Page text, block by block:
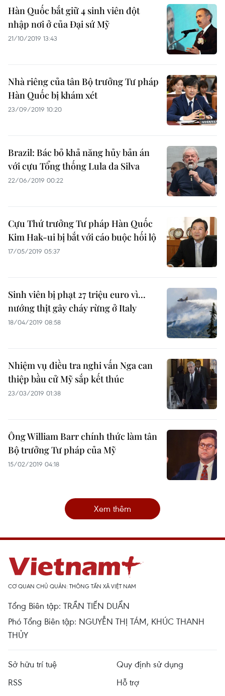
Hàn Quốc bắt giữ 4 sinh viên đột
nhập nơi ở của Đại sứ Mỹ
21/10/2019 13:43
Nhà riêng của tân Bộ trưởng Tư pháp
Hàn Quốc bị khám xét
23/09/2019 10:20
Brazil: Bác bỏ khả năng hủy bản án
với cựu Tổng thống Lula da Silva
22/06/2019 00:22
Cựu Thứ trưởng Tư pháp Hàn Quốc
Kim Hak-ui bị bắt với cáo buộc hối lộ
17/05/2019 05:37
Sinh viên bị phạt 27 triệu euro vì...
nướng thịt gây cháy rừng ở Italy
18/04/2019 08:58
Nhiệm vụ điều tra nghi vấn Nga can
thiệp bầu cử Mỹ sắp kết thúc
23/03/2019 01:38
Ông William Barr chính thức làm tân
Bộ trưởng Tư pháp của Mỹ
15/02/2019 04:18
Xem thêm
CƠ QUAN CHỦ QUẢN: THÔNG TẤN XÃ VIỆT NAM
Tổng Biên tập: TRẦN TIẾN DUẨN
Phó Tổng Biên tập: NGUYỄN THỊ TÁM, KHÚC THANH
THỦY
Sở hữu trí tuệ
Quy định sử dụng
RSS
Hỗ trợ